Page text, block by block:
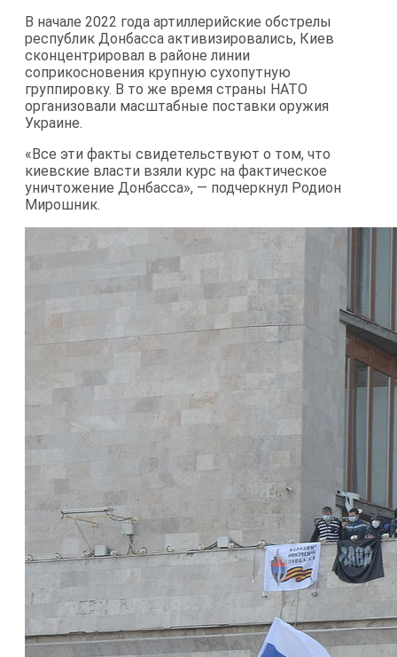
В начале 2022 года артиллерийские обстрелы
республик Донбасса активизировались, Киев
сконцентрировал в районе линии
соприкосновения крупную сухопутную
группировку. В то же время страны НАТО
организовали масштабные поставки оружия
Украине.
«Все эти факты свидетельствуют о том, что
киевские власти взяли курс на фактическое
уничтожение Донбасса», — подчеркнул Родион
Мирошник.